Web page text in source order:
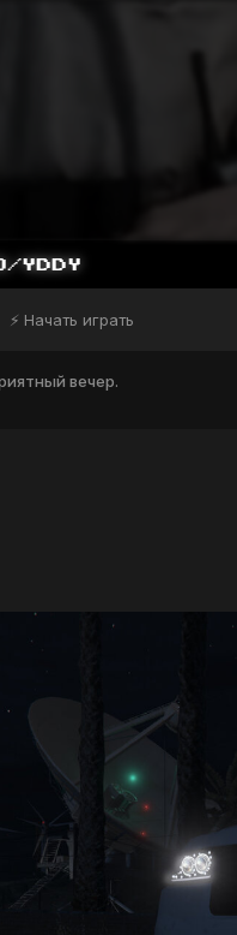
⚡ Начать играть
вечер.